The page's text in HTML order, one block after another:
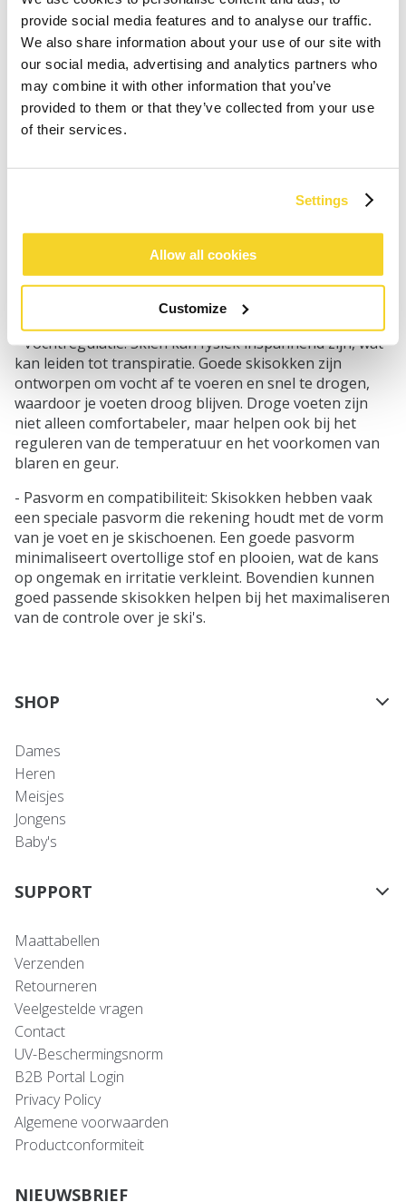
provide social media features and to analyse our traffic.
We also share information about your use of our site with
our social media, advertising and analytics partners who
may combine it with other information that you’ve
provided to them or that they’ve collected from your use
of their services.
Settings
Allow all cookies
Customize
wat je algehele ski-ervaring aanzienlijk verbetert.
- Voorkomen van wrijving en schuren: Goede skisokken
verminderen wrijving tussen je voeten en de
skischoenen. Dit helpt bij het voorkomen van blaren en
schuren, die je dag op de piste aanzienlijk kunnen
bederven. Het vermindert irritatie en voorkomt blaren
- Ondersteuning en comfort: Skisokken bieden vaak
extra demping en ondersteuning op specifieke
gebieden van je voeten, zoals de hiel en de boog. Dit
vermindert de impact van schokken tijdens het skiën en
ondersteuning kun je langer op de piste blijven en
verminder je de kans op vermoeidheid.
- Vochtregulatie: Skiën kan fysiek inspannend zijn, wat
kan leiden tot transpiratie. Goede skisokken zijn
ontworpen om vocht af te voeren en snel te drogen,
waardoor je voeten droog blijven. Droge voeten zijn
niet alleen comfortabeler, maar helpen ook bij het
reguleren van de temperatuur en het voorkomen van
blaren en geur.
- Pasvorm en compatibiliteit: Skisokken hebben vaak
een speciale pasvorm die rekening houdt met de vorm
van je voet en je skischoenen. Een goede pasvorm
minimaliseert overtollige stof en plooien, wat de kans
op ongemak en irritatie verkleint. Bovendien kunnen
goed passende skisokken helpen bij het maximaliseren
van de controle over je ski's.
SHOP
Dames
Heren
Meisjes
Jongens
Baby's
SUPPORT
Maattabellen
Verzenden
Retourneren
Veelgestelde vragen
Contact
UV-Beschermingsnorm
B2B Portal Login
Privacy Policy
Algemene voorwaarden
Productconformiteit
NIEUWSBRIEF